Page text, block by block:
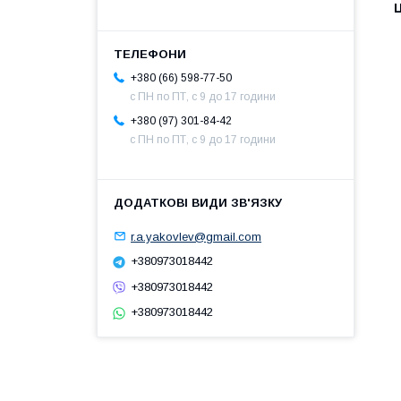
+380 (66) 598-77-50
с ПН по ПТ, с 9 до 17 години
+380 (97) 301-84-42
с ПН по ПТ, с 9 до 17 години
r.a.yakovlev@gmail.com
+380973018442
+380973018442
+380973018442